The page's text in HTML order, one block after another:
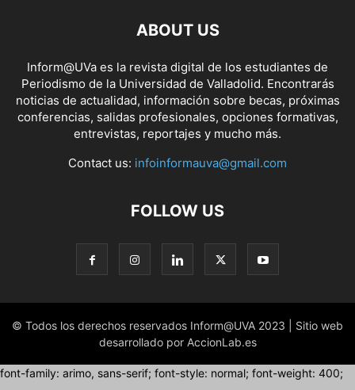
ABOUT US
Inform@UVa es la revista digital de los estudiantes de
Periodismo de la Universidad de Valladolid. Encontrarás
noticias de actualidad, información sobre becas, próximas
conferencias, salidas profesionales, opciones formativas,
entrevistas, reportajes y mucho más.
Contact us: infoinformauva@gmail.com
FOLLOW US
© Todos los derechos reservados Inform@UVA 2023 | Sitio web
desarrollado por AccionLab.es
font-family: arimo, sans-serif; font-style: normal; font-weight: 400;